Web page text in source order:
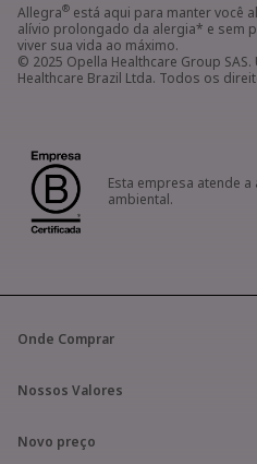
Allegra® está aqui para manter você
alívio prolongado da alergia* e sem
viver sua vida ao máximo.
© 2025 Opella Healthcare Group
Healthcare Brazil Ltda. Todos os
Esta empresa atende
ambiental.
Onde Comprar
Nossos Valores
Novo preço